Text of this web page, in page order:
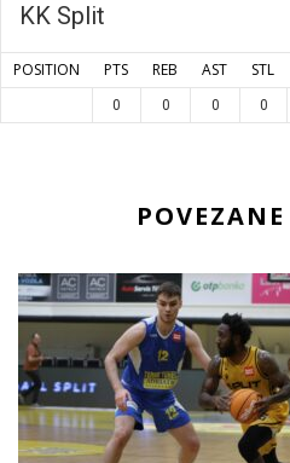
KK Split
POSITION PTS REB AST STL
0 0 0 0